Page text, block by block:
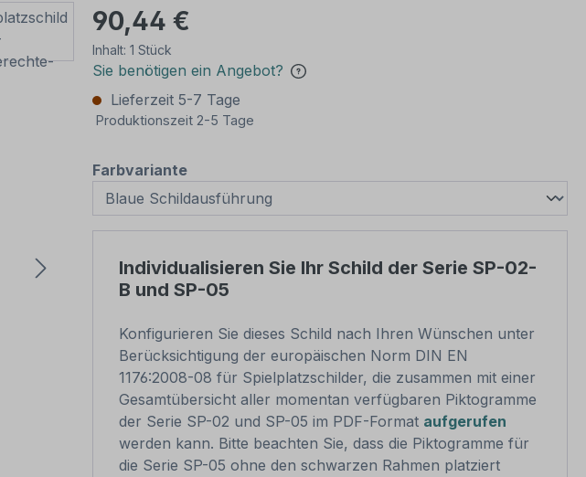
90,44 €
Inhalt: 1 Stück
Sie benötigen ein Angebot?
Lieferzeit 5-7 Tage
Produktionszeit 2-5 Tage
Farbvarianteauswählen
Individualisieren Sie Ihr Schild der Serie SP-02-
B und SP-05
Konfigurieren Sie dieses Schild nach Ihren Wünschen unter
Berücksichtigung der europäischen Norm DIN EN
1176:2008-08 für Spielplatzschilder, die zusammen mit einer
Gesamtübersicht aller momentan verfügbaren Piktogramme
der Serie SP-02 und SP-05 im PDF-Format aufgerufen
werden kann. Bitte beachten Sie, dass die Piktogramme für
die Serie SP-05 ohne den schwarzen Rahmen platziert